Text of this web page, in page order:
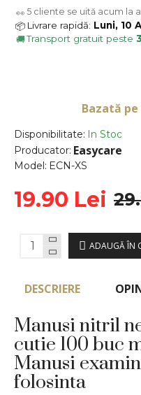
Disponibilitate: In Stoc
Producator: Easycare
Model: ECN-XS
Bazată
19.90 Lei
ADAUGĂ ÎN
👀 5 cliente se uită acum la
📦 Livrare rapidă: Luni, 10
🚚Transport gratuit peste
DESCRIERE
Manusi nitril
cutie 100 buc
Manusi
folosinta